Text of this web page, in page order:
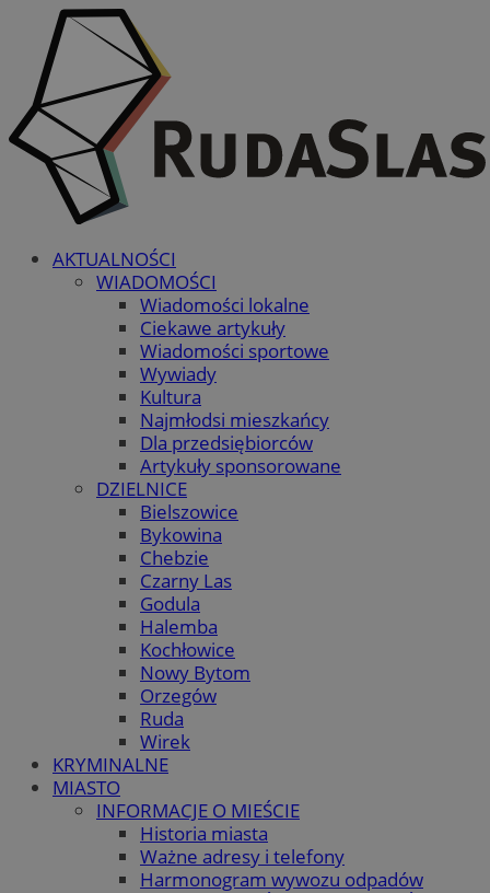
AKTUALNOŚCI
WIADOMOŚCI
Wiadomości lokalne
Ciekawe artykuły
Wiadomości sportowe
Wywiady
Kultura
Najmłodsi mieszkańcy
Dla przedsiębiorców
Artykuły sponsorowane
DZIELNICE
Bielszowice
Bykowina
Chebzie
Czarny Las
Godula
Halemba
Kochłowice
Nowy Bytom
Orzegów
Ruda
Wirek
KRYMINALNE
MIASTO
INFORMACJE O MIEŚCIE
Historia miasta
Ważne adresy i telefony
Harmonogram wywozu odpadów